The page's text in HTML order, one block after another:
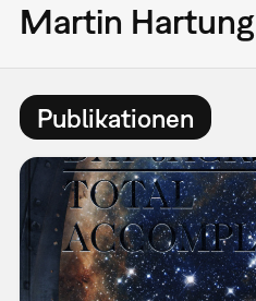
Martin Hartung
Publikationen